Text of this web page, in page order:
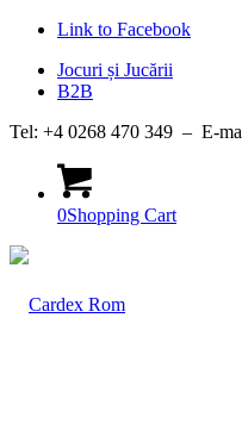
Link to Facebook
Jocuri și Jucării
B2B
Tel: +4 0268 470 349 – E-
0Shopping Cart